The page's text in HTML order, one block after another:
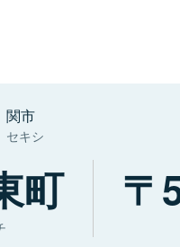
関市
セキシ
町